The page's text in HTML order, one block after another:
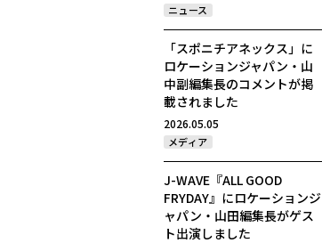
ニュース
「スポニチアネックス」に
ロケーションジャパン・山
中副編集長のコメントが掲
載されました
2026.05.05
メディア
J-WAVE『ALL GOOD
FRYDAY』にロケーションジ
ャパン・山田編集長がゲス
ト出演しました